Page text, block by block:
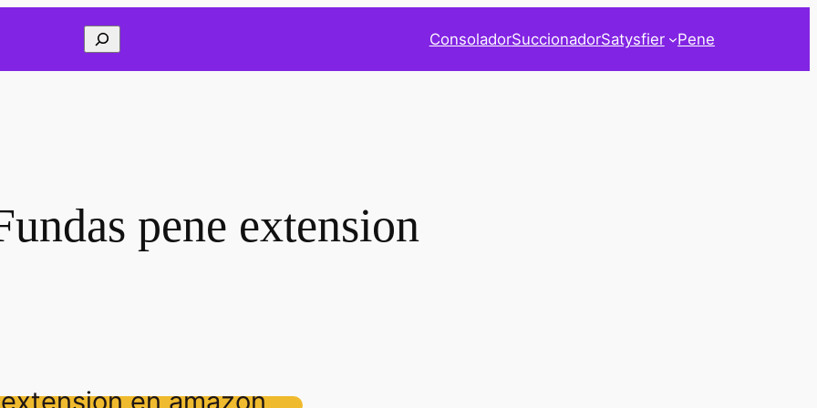
Buscar ConsoladorSuccionadorSatysfier Pene
pene extension
en amazon